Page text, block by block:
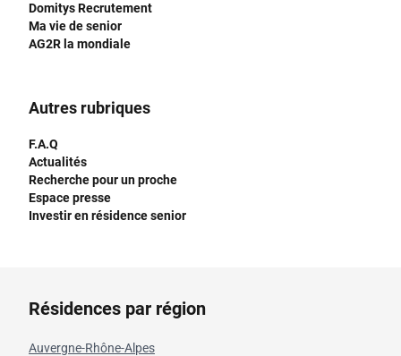
Domitys Recrutement
Ma vie de senior
AG2R la mondiale
Autres rubriques
F.A.Q
Actualités
Recherche pour un proche
Espace presse
Investir en résidence senior
Résidences par région
Auvergne-Rhône-Alpes